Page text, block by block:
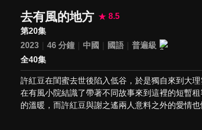
去有風的地方
8.5
第20集
2023
46 分鐘 中國 國語
普遍級
全40集
許紅豆在閨蜜去世後陷入低谷，於是獨自來到大
在有風小院結識了帶著不同故事來到這裡的短暫
的溫暖，而許紅豆與謝之遙兩人意料之外的愛情也